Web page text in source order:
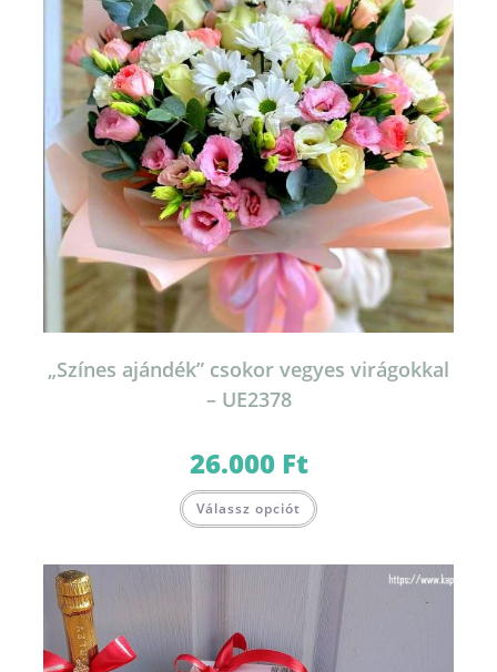
„Színes ajándék” csokor vegyes virágokkal
– UE2378
26.000 Ft
Válassz opciót